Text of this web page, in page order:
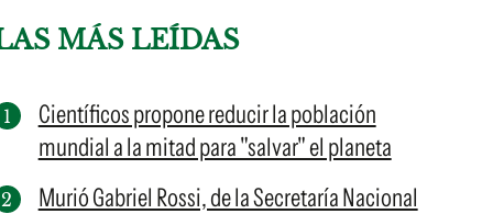
MÁS LEÍDAS
Científicos propone reducir la población
mundial a la mitad para "salvar" el planeta
Murió Gabriel Rossi, de la Secretaría Nacional